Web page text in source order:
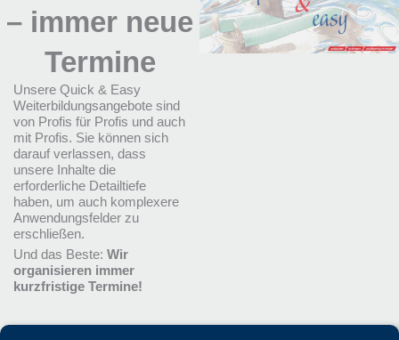
– immer neue
Termine
Unsere Quick & Easy
Weiterbildungsangebote sind
von Profis für Profis und auch
mit Profis. Sie können sich
darauf verlassen, dass
unsere Inhalte die
erforderliche Detailtiefe
haben, um auch komplexere
Anwendungsfelder zu
erschließen.
Und das Beste: Wir
organisieren immer
kurzfristige Termine!